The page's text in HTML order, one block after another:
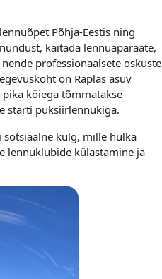
Põhja-Eestis ning
käitada lennuaparaate,
professionaalsete oskuste
on Raplas asuv
köiega tõmmatakse
starti puksiirlennukiga.
külg, mille hulka
lennuklubide külastamine ja